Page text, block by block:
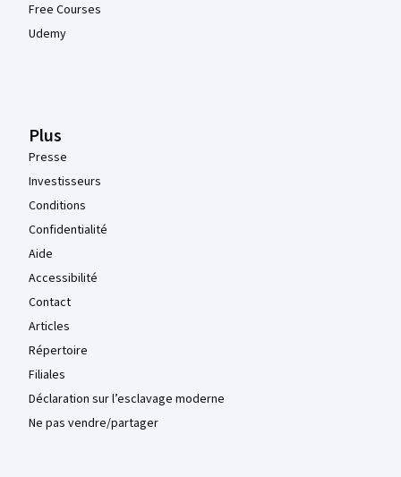
Free Courses
Udemy
Plus
Presse
Investisseurs
Conditions
Confidentialité
Aide
Accessibilité
Contact
Articles
Répertoire
Filiales
Déclaration sur l’esclavage moderne
Ne pas vendre/partager